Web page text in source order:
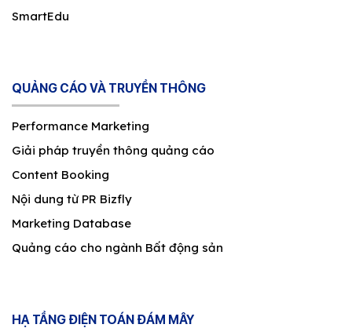
SmartEdu
QUẢNG CÁO VÀ TRUYỀN THÔNG
Performance Marketing
Giải pháp truyền thông quảng cáo
Content Booking
Nội dung từ PR Bizfly
Marketing Database
Quảng cáo cho ngành Bất động sản
HẠ TẦNG ĐIỆN TOÁN ĐÁM MÂY